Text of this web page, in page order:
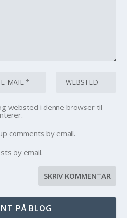
websted i denne browser til
comments by email.
by email.
PÅ BLOG